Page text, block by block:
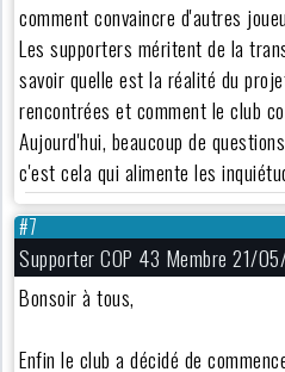
comment convaincre d'autres
Les supporters méritent de la
savoir quelle est la réalité du
rencontrées et comment le club
Aujourd'hui, beaucoup de
c'est cela qui alimente les
#7
Supporter COP 43 Membre 21/
Bonsoir à tous,
Enfin le club a décidé de